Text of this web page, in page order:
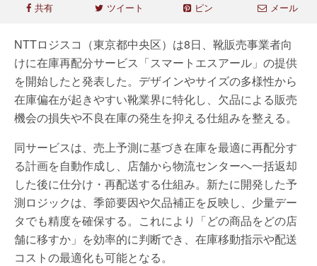
共有 ツイート ピン メール
NTTロジスコ（東京都中央区）は8日、靴販売事業者向
けに在庫再配分サービス「スマートエスアール」の提供
を開始したと発表した。デザインやサイズの多様性から
在庫偏在が起きやすい靴業界に特化し、欠品による販売
機会の損失や不良在庫の発生を抑える仕組みを整える。
同サービスは、売上予測に基づき在庫を最適に再配分す
る計画を自動作成し、店舗から物流センターへ一括返却
した後に仕分け・再配送する仕組み。新たに開発した予
測ロジックは、季節要因や欠品補正を反映し、少量デー
タでも精度を確保する。これにより「どの商品をどの店
舗に移すか」を効率的に判断でき、在庫移動指示や配送
コストの最適化も可能となる。